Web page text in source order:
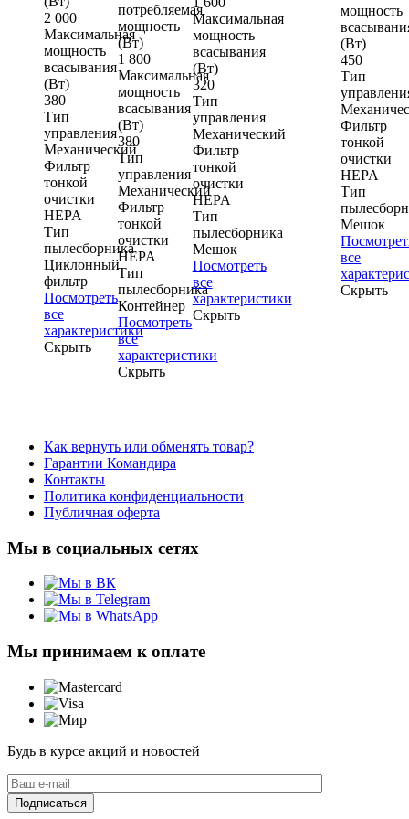
2 000
Максимальная
мощность
всасывания
(Вт)
380
Тип
управления
Механический
Фильтр
тонкой
очистки
HEPA
Тип
пылесборника
Циклонный
фильтр
Посмотреть
все
характеристики
Скрыть
потребляемая
мощность
(Вт)
1 800
Максимальная
мощность
всасывания
(Вт)
380
Тип
управления
Механический
Фильтр
тонкой
очистки
HEPA
Тип
пылесборника
Контейнер
Посмотреть
все
характеристики
Скрыть
Максимальная
мощность
всасывания
(Вт)
320
Тип
управления
Механический
Фильтр
тонкой
очистки
HEPA
Тип
пылесборника
Мешок
Посмотреть
все
характеристики
Скрыть
мощность
(Вт)
450
Тип
Фильтр
тонкой
очистки
HEPA
Тип
Мешок
все
Скрыть
Как вернуть или обменять товар?
Гарантии Командира
Контакты
Политика конфиденциальности
Публичная оферта
Мы в социальных сетях
Мы принимаем к оплате
Будь в курсе акций и новостей